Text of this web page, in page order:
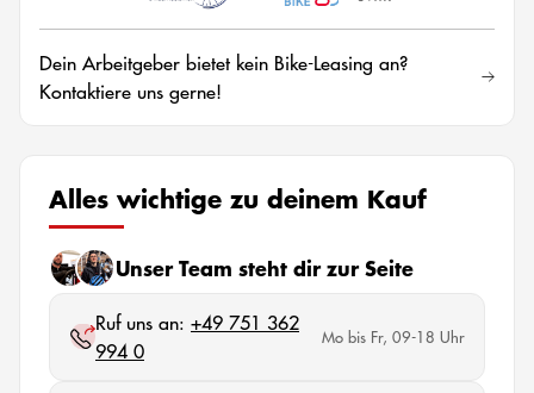
Dein Arbeitgeber bietet kein Bike-Leasing an?
Kontaktiere uns gerne!
Alles wichtige zu deinem Kauf
Unser Team steht dir zur Seite
Ruf uns an: +49 751 362
994 0
Mo bis Fr, 09-18 Uhr